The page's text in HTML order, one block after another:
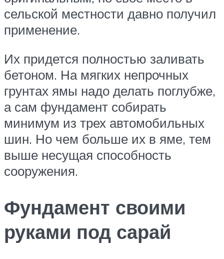
сельской местности давно получил
применение.
Их придется полностью заливать
бетоном. На мягких непрочных
грунтах ямы надо делать поглубже,
а сам фундамент собирать
минимум из трех автомобильных
шин. Но чем больше их в яме, тем
выше несущая способность
сооружения.
Фундамент своими
руками под сарай